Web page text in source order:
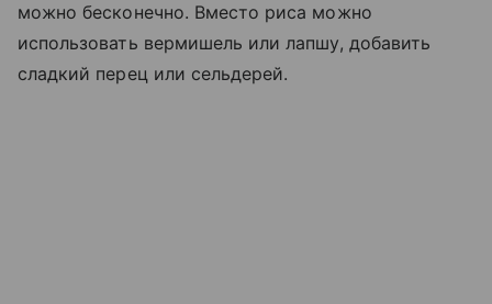
можно бесконечно. Вместо риса можно
использовать вермишель или лапшу, добавить
сладкий перец или сельдерей.